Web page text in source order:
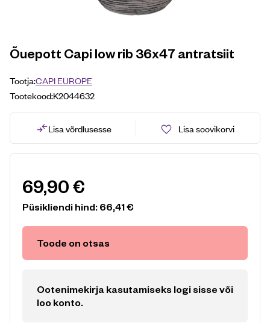
Õuepott Capi low rib 36x47 antratsiit
Tootja:CAPI EUROPE
Tootekood:K2044632
Lisa võrdlusesse Lisa soovikorvi
69,90€
Püsikliendi hind:66,41€
Toode on otsas
Ootenimekirja kasutamiseks logi sisse või
loo konto.